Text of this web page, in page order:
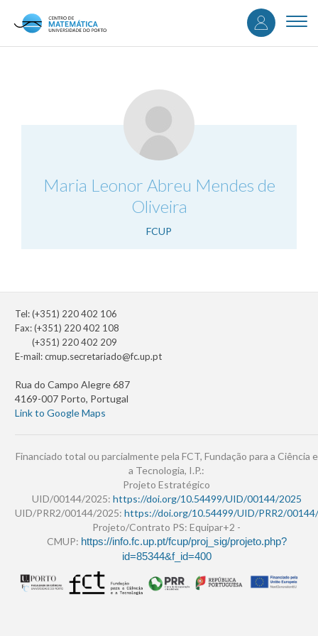
content
User
Maria Leonor Abreu Mendes de
Oliveira
FCUP
.
Tel: (+351) 220 402 106
Fax: (+351) 220 402 108
(+351) 220 402 209
E-mail:cmup.secretariado@fc.up.pt
Rua do Campo Alegre 687
4169-007 Porto, Portugal
Link to Google Maps
Financiado total ou parcialmente pela FCT, Fundação para a Ciência e
a Tecnologia, I.P.:
Projeto Estratégico
UID/00144/2025: https://doi.org/10.54499/UID/00144/2025
UID/PRR2/00144/2025: https://doi.org/10.54499/UID/PRR2/
Projeto/Contrato PS: Equipar+2 -
CMUP: https://info.fc.up.pt/fcup/proj_sig/projeto.php?
id=85344&f_id=400